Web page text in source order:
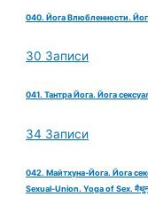
040. Йога Влюбленности.
30 Записи
041. Тантра Йога. Йога
34 Записи
042. Майтхуна-Йога. Йога
Sexual-Union. Yoga of Sex.